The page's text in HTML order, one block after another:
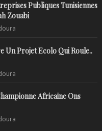
Publiques Tunisiennes
Zouabi
Un Projet Ecolo Qui Roule..
Africaine Ons